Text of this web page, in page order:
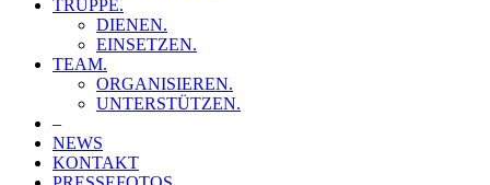
TRUPPE.
DIENEN.
EINSETZEN.
TEAM.
ORGANISIEREN.
UNTERSTÜTZEN.
–
NEWS
KONTAKT